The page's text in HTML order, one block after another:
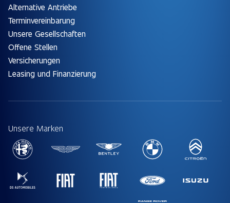
Alternative Antriebe
Terminvereinbarung
Unsere Gesellschaften
Offene Stellen
Versicherungen
Leasing und Finanzierung
Unsere Marken